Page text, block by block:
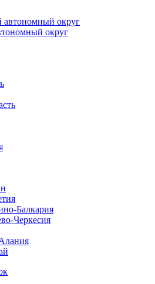
округ
округ
Балкария
Черкесия